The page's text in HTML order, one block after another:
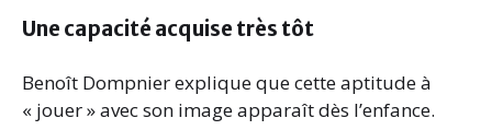
Une capacité acquise très tôt
Benoît Dompnier explique que cette aptitude à
« jouer » avec son image apparaît dès l’enfance.